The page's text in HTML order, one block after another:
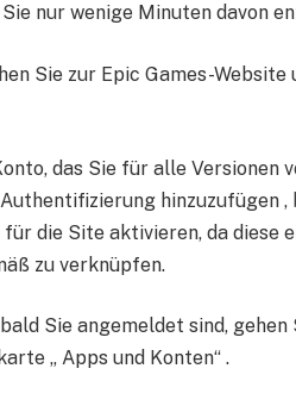
nur wenige Minuten davon
Sie zur Epic Games-
das Sie für alle Versionen
hinzuzufügen
für die Site aktivieren, da diese
zu verknüpfen.
Sie angemeldet sind,
„ Apps und Konten“ .